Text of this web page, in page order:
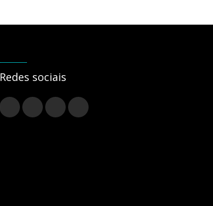
Redes sociais